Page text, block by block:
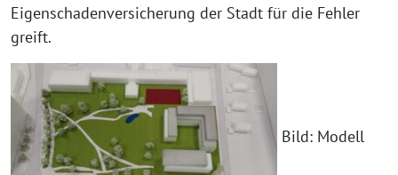
Eigenschadenversicherung der Stadt für die Fehler
greift.
Bild: Modell